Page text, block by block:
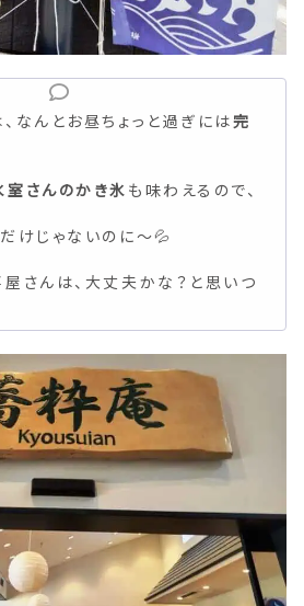
なんとお昼ちょっと過ぎには完
さんのかき氷 も味わえるので、
けじゃないのに～💦
さんは、大丈夫かな？と思いつ